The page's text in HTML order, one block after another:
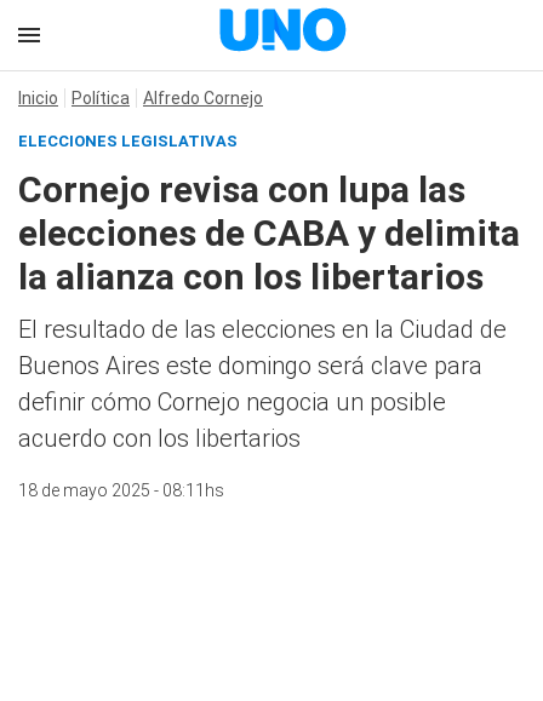
Inicio Política Alfredo Cornejo
ELECCIONES LEGISLATIVAS
Cornejo revisa con lupa las
elecciones de CABA y delimita
la alianza con los libertarios
El resultado de las elecciones en la Ciudad de
Buenos Aires este domingo será clave para
definir cómo Cornejo negocia un posible
acuerdo con los libertarios
18 de mayo 2025 - 08:11hs